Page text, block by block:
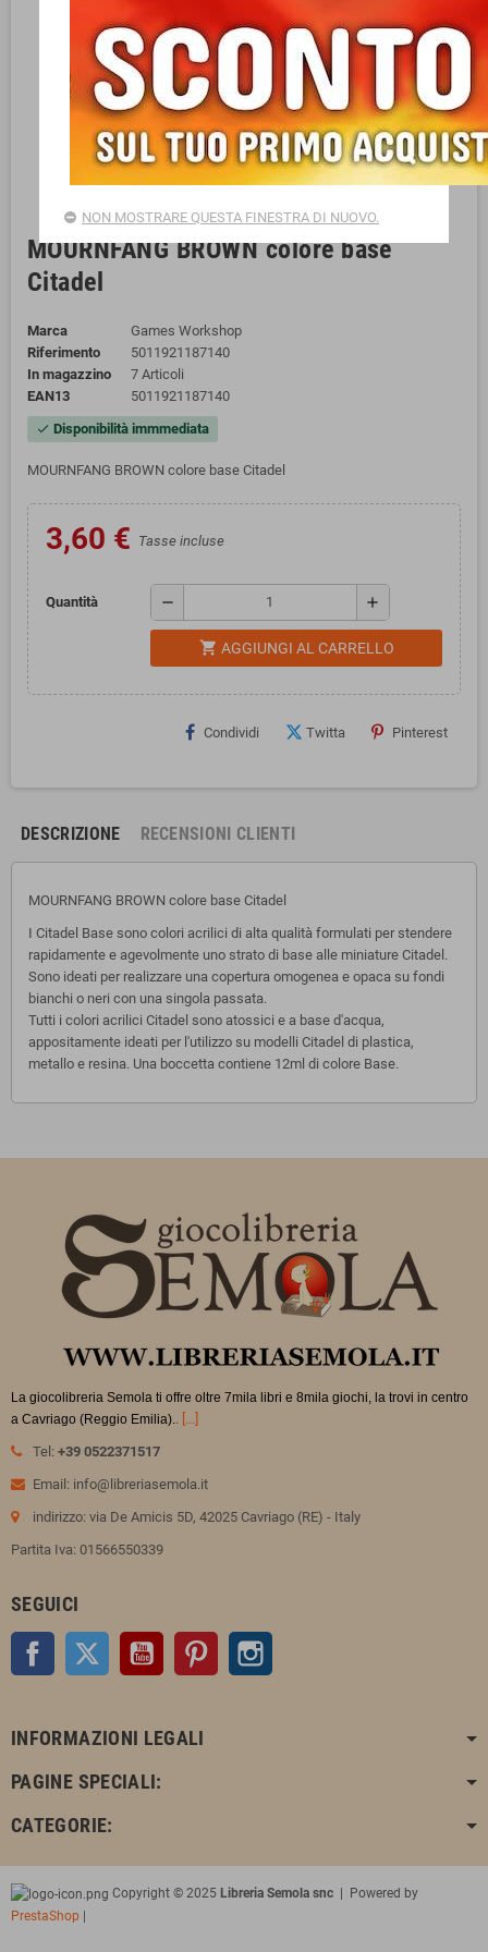
MOURNFANG BROWN colore base
Citadel
Marca
Games Workshop
Riferimento
5011921187140
In magazzino
7 Articoli
EAN13
5011921187140
check Disponibilità immmediata
MOURNFANG BROWN colore base Citadel
3,60 € Tasse incluse
Quantità remove add
shopping_cart AGGIUNGI AL CARRELLO
Condividi Twitta Pinterest
DESCRIZIONE RECENSIONI CLIENTI
MOURNFANG BROWN colore base Citadel
I Citadel Base sono colori acrilici di alta qualità formulati per stendere
rapidamente e agevolmente uno strato di base alle miniature Citadel.
Sono ideati per realizzare una copertura omogenea e opaca su fondi
bianchi o neri con una singola passata.
Tutti i colori acrilici Citadel sono atossici e a base d'acqua,
appositamente ideati per l'utilizzo su modelli Citadel di plastica,
metallo e resina. Una boccetta contiene 12ml di colore Base.
La giocolibreria Semola ti offre oltre 7mila libri e 8mila giochi, la trovi in centro
a Cavriago (Reggio Emilia). . [...]
Tel: +39 0522371517
Email: info@libreriasemola.it
indirizzo: via De Amicis 5D, 42025 Cavriago (RE) - Italy
Partita Iva: 01566550339
SEGUICI
Facebook Twitter YouTube Pinterest
INFORMAZIONI LEGALI
PAGINE SPECIALI:
CATEGORIE:
Copyright © 2025 Libreria Semola snc | Powered by
PrestaShop |
NON MOSTRARE QUESTA FINESTRA DI NUOVO.